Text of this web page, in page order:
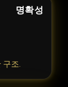
명확성
구조.